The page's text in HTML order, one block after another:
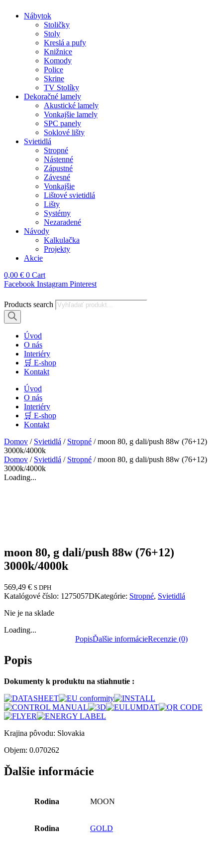
Nábytok
Stoličky
Stoly
Kreslá a pufy
Knižnice
Komody
Police
Skrine
TV Stolíky
Dekoračné lamely
Akustické lamely
Vonkajšie lamely
SPC panely
Soklové lišty
Svietidlá
Stropné
Nástenné
Zápustné
Závesné
Vonkajšie
Lištové svietidlá
Lišty
Systémy
Nezaradené
Návody
Kalkulačka
Projekty
Akcie
0,00 € 0 Cart
Facebook Instagram Pinterest
Products search
Úvod
O nás
Interiéry
🛒 E-shop
Kontakt
Úvod
O nás
Interiéry
🛒 E-shop
Kontakt
Domov / Svietidlá / Stropné / moon 80, g dali/push 88w (76+12)
3000k/4000k
Domov / Svietidlá / Stropné / moon 80, g dali/push 88w (76+12)
3000k/4000k
Loading...
moon 80, g dali/push 88w (76+12)
3000k/4000k
569,49 € S DPH
Katalógové číslo: 1275057DKategórie: Stropné, Svietidlá
Nie je na sklade
Loading...
PopisĎalšie informácieRecenzie (0)
Popis
Dokumenty k produktu na stiahnutie :
Krajina pôvodu: Slovakia
Objem: 0.070262
Ďalšie informácie
Rodina MOON
Rodina GOLD